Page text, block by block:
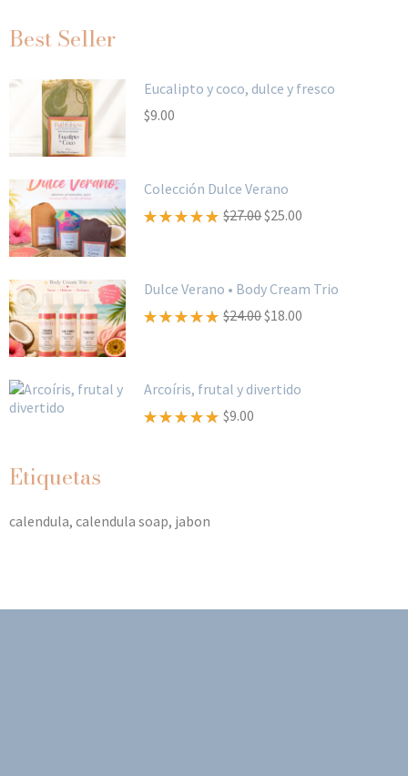
Best Seller
Eucalipto y coco, dulce y fresco
$9.00
Colección Dulce Verano
$27.00$25.00
Dulce Verano • Body Cream Trio
$24.00$18.00
Arcoíris, frutal y divertido
$9.00
Etiquetas
calendula calendula soap jabon